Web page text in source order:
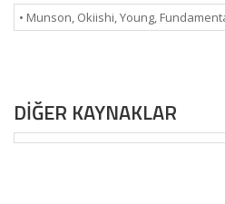
• Munson, Okiishi, Young,
DİĞER KAYNAKLAR